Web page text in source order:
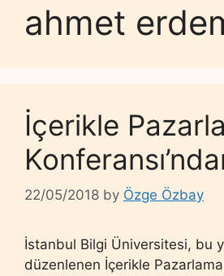
ahmet
İçerikle
22/05/2018 by Özge Özbay
İstanbul Bilgi Üniversitesi, bu
düzenlenen İçerikle Pazarlama